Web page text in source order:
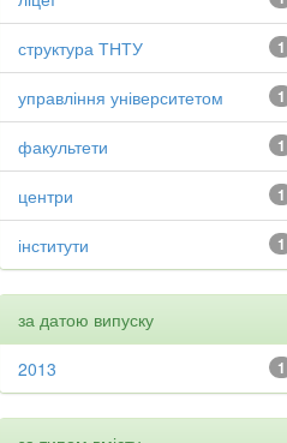
1
структура ТНТУ
1
управління університетом
1
факультети
1
центри
1
інститути
за датою випуску
1
2013